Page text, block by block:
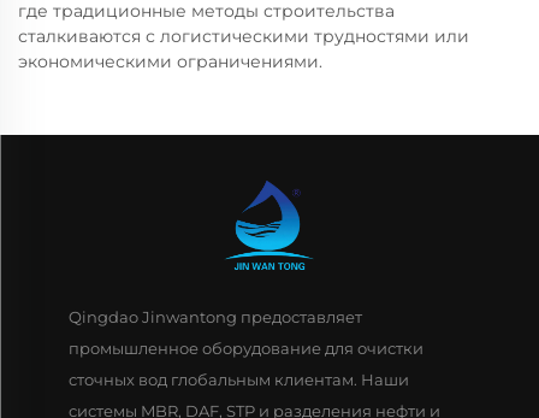
где традиционные методы строительства
сталкиваются с логистическими трудностями или
экономическими ограничениями.
Qingdao Jinwantong предоставляет
промышленное оборудование для очистки
сточных вод глобальным клиентам. Наши
системы MBR, DAF, STP и разделения нефти и